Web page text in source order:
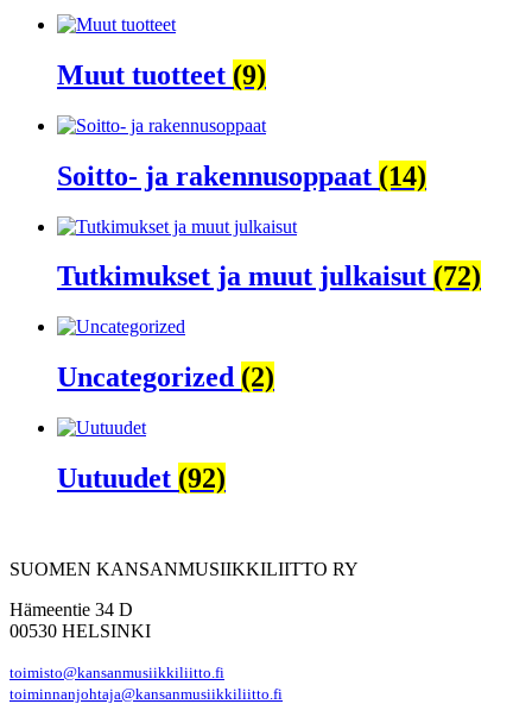
Muut tuotteet (9)
Soitto- ja rakennusoppaat (14)
Tutkimukset ja muut julkaisut (72)
Uncategorized (2)
Uutuudet (92)
SUOMEN KANSANMUSIIKKILIITTO RY
Hämeentie 34 D
00530 HELSINKI
toimisto@kansanmusiikkiliitto.fi
toiminnanjohtaja@kansanmusiikkiliitto.fi